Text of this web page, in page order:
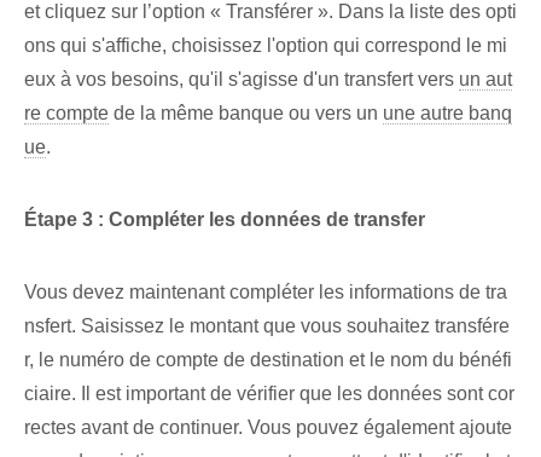
et cliquez sur l’option « Transférer ». Dans la liste des opti
ons qui s'affiche, choisissez l'option qui correspond le mi
eux à vos besoins, qu'il s'agisse d'un transfert vers un aut
re compte de la même banque ou vers un une autre banq
ue.
Étape 3 : ⁣Compléter‍ les données de ⁢transfer⁢
Vous devez maintenant compléter les informations de tra
nsfert. Saisissez le montant que vous souhaitez transfére
r, le numéro de compte de destination et le nom du bénéfi
ciaire. Il est important de vérifier que les données sont cor
rectes avant de continuer. Vous pouvez également ajoute